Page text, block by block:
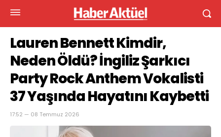
Lauren Bennett Kimdir,
Neden Öldü? İngiliz Şarkıcı
Party Rock Anthem Vokalisti
37 Yaşında Hayatını Kaybetti
17:52 — 08 Temmuz 2026